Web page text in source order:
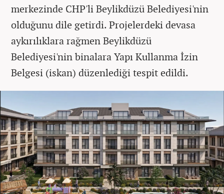
merkezinde CHP'li Beylikdüzü Belediyesi'nin
olduğunu dile getirdi. Projelerdeki devasa
aykırılıklara rağmen Beylikdüzü
Belediyesi'nin binalara Yapı Kullanma İzin
Belgesi (iskan) düzenlediği tespit edildi.